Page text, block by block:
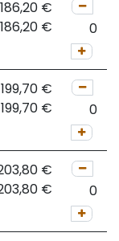
186,20 €
186,20 €
199,70 €
199,70 €
€
€